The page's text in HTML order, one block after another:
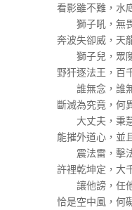
看影雖不難，水
獅子吼，無畏
奔波失卻威，天
獅子兒，眾隨
野犴逐法王，百
誰無念，誰無
斷滅為究竟，何
大丈夫，秉慧
能摧外道心，並
震法雷，擊法
許裡乾坤定，大
讓他謗，任他
恰是空中風，何